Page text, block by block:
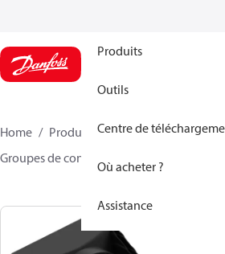
Produits
Outils
Centre de
Où acheter ?
Assistance
Home Produits
Climate Solutions -
Groupes de condensation